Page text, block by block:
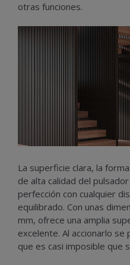
otras funciones.
La superficie clara, la
de alta calidad del pulsador
perfección con cualquier
equilibrado. Con unas
mm, ofrece una amplia
excelente. Al accionarlo se
que es casi imposible que